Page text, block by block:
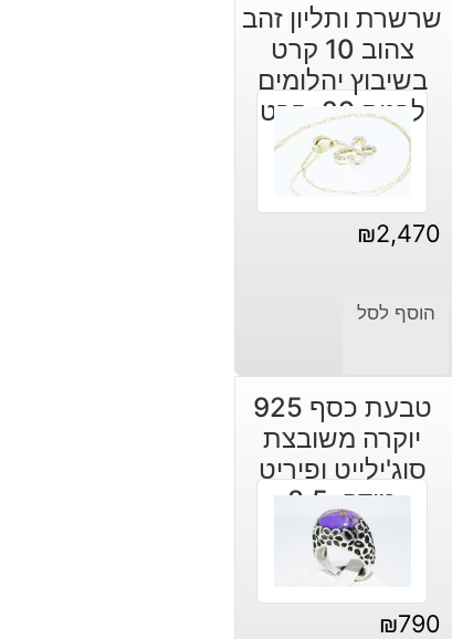
שרשרת ותליון זהב
צהוב 10 קרט
בשיבוץ יהלומים
לבנים 29. קרט
עיצוב פרפר
₪2,470
הוסף לסל
טבעת כסף 925
יוקרה משובצת
סוג'ילייט ופיריט
מידה: 8.5
₪790